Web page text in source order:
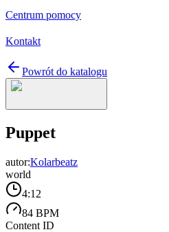
Centrum pomocy
Kontakt
Powrót do katalogu
Puppet
autor:Kolarbeatz
world
4:12
84 BPM
Content ID